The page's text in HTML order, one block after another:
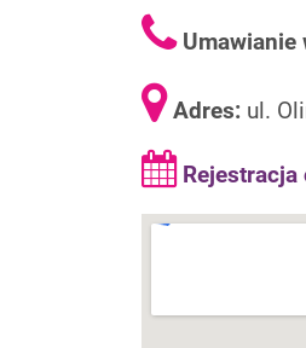
Umawianie
Adres: ul.